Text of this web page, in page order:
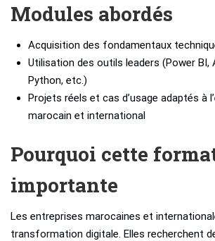
Modules abordés
Acquisition des fondamentaux
Utilisation des outils leaders (Power BI,
Python, etc.)
Projets réels et cas d’usage adaptés à
marocain et international
Pourquoi cette
importante
Les entreprises marocaines et
transformation digitale. Elles recherchent